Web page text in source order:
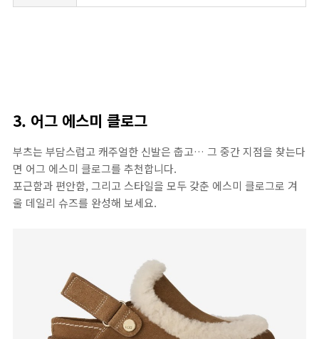
3. 어그 에스미 클로그
부츠는 부담스럽고 캐주얼한 신발은 춥고… 그 중간 지점을 찾는다
면 어그 에스미 클로그를 추천합니다.
포근함과 편안함, 그리고 스타일을 모두 갖춘 에스미 클로그로 겨
울 데일리 슈즈를 완성해 보세요.